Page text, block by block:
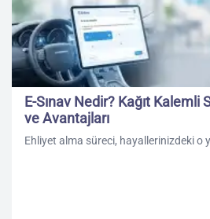
E-Sınav Nedir? Kağıt Kalemli
ve Avantajları
Ehliyet alma süreci, hayallerinizdeki o